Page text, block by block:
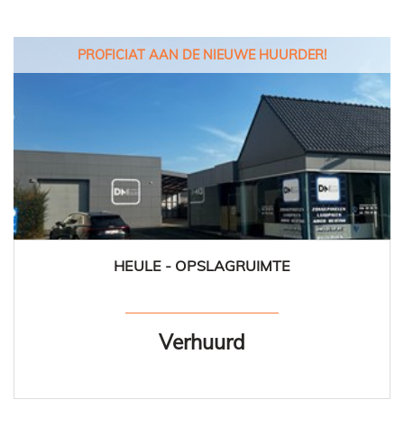
PROFICIAT AAN DE NIEUWE HUURDER!
HEULE - OPSLAGRUIMTE
Verhuurd